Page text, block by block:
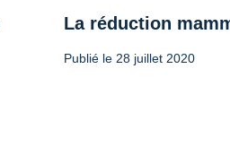
La réduction
Publié le 28 juillet 2020